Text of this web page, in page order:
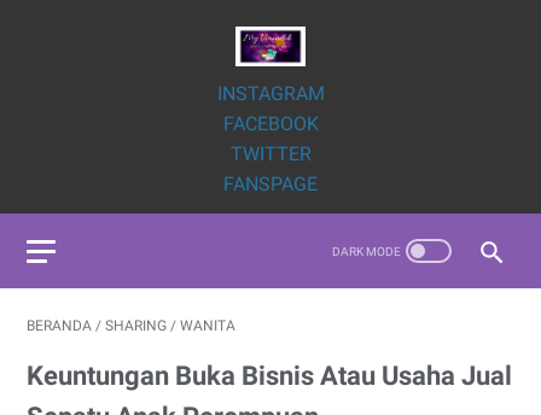
INSTAGRAM
FACEBOOK
TWITTER
FANSPAGE
BERANDA / SHARING / WANITA
Keuntungan Buka Bisnis Atau Usaha Jual